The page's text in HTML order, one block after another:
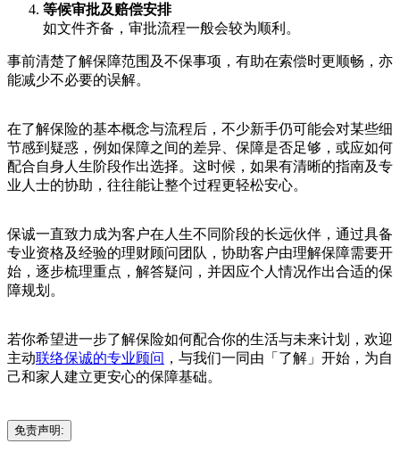
等候审批及赔偿安排
如文件齐备，审批流程一般会较为顺利。
事前清楚了解保障范围及不保事项，有助在索偿时更顺畅，亦
能减少不必要的误解。
在了解保险的基本概念与流程后，不少新手仍可能会对某些细
节感到疑惑，例如保障之间的差异、保障是否足够，或应如何
配合自身人生阶段作出选择。这时候，如果有清晰的指南及专
业人士的协助，往往能让整个过程更轻松安心。
保诚一直致力成为客户在人生不同阶段的长远伙伴，通过具备
专业资格及经验的理财顾问团队，协助客户由理解保障需要开
始，逐步梳理重点，解答疑问，并因应个人情况作出合适的保
障规划。
若你希望进一步了解保险如何配合你的生活与未来计划，欢迎
主动联络保诚的专业顾问 ，与我们一同由「了解」开始，为自
己和家人建立更安心的保障基础。
免责声明: